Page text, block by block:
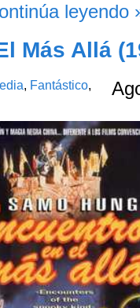
leyendo
Más Allá
, Fantástico,